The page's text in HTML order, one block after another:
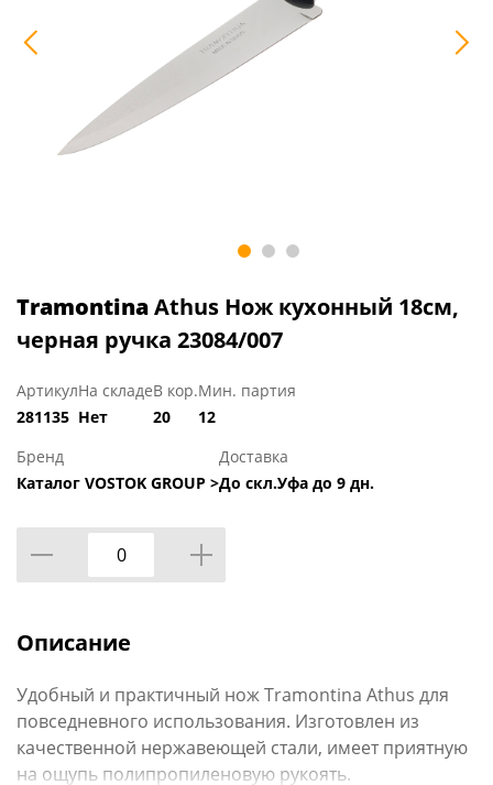
TramontinaAthus Нож кухонный 18см,
черная ручка 23084/007
Артикул
281135
На складе
Нет
В кор.
20
Мин. партия
12
Бренд
Каталог VOSTOK GROUP >
Доставка
До скл.Уфа до 9 дн.
Описание
Удобный и практичный нож Tramontina Athus для
повседневного использования. Изготовлен из
качественной нержавеющей стали, имеет приятную
на ощупь полипропиленовую рукоять.